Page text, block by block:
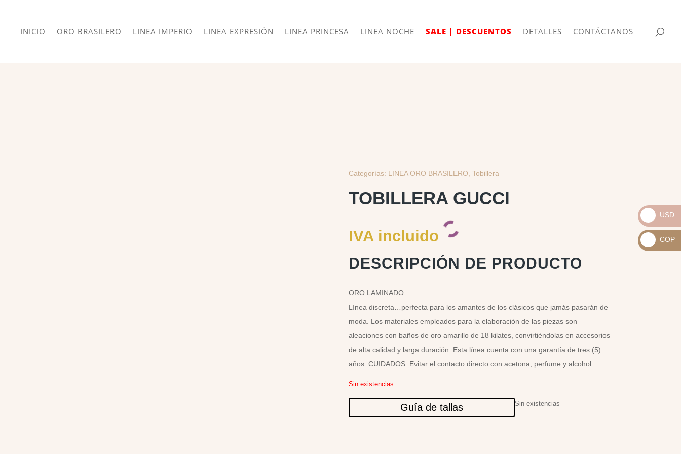
INICIO ORO BRASILERO LINEA IMPERIO LINEA EXPRESIÓN LINEA PRINCESA LINEA NOCHE SALE | DESCUENTOS DETALLES CONTÁCTANOS
Categorías: LINEA ORO BRASILERO ,Tobillera
TOBILLERA GUCCI
IVA incluido
DESCRIPCIÓN DE PRODUCTO
ORO LAMINADO
Línea discreta…perfecta para los amantes de los clásicos que jamás pasarán de
moda. Los materiales empleados para la elaboración de las piezas son
aleaciones con baños de oro amarillo de 18 kilates, convirtiéndolas en accesorios
de alta calidad y larga duración. Esta línea cuenta con una garantía de tres (5)
años. CUIDADOS: Evitar el contacto directo con acetona, perfume y alcohol.
Sin existencias
Guía de tallas Sin existencias
_
USD
USD
_
COP